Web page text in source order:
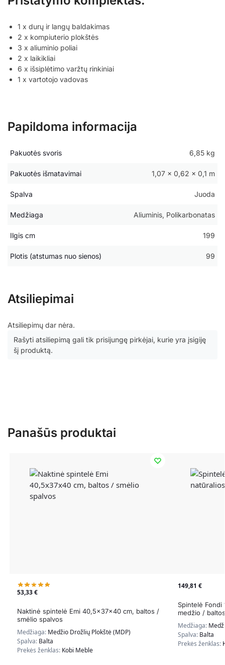
1 x durų ir langų baldakimas
2 x kompiuterio plokštės
3 x aliuminio poliai
2 x laikikliai
6 x išsiplėtimo varžtų rinkiniai
1 x vartotojo vadovas
Papildoma informacija
Pakuotės svoris 6,85 kg
Pakuotės išmatavimai 1,07 × 0,62 × 0,1 m
Spalva Juoda
Medžiaga Aliuminis, Polikarbonatas
Ilgis cm 199
Plotis (atstumas nuo sienos) 99
Atsiliepimai
Atsiliepimų dar nėra.
Rašyti atsiliepimą gali tik prisijungę pirkėjai, kurie yra įsigiję
šį produktą.
Panašūs produktai
53,33€
Naktinė spintelė Emi 40,5x37x40 cm, baltos /
smėlio spalvos
Medžiaga: Medžio Drožlių Plokštė (MDP)
Spalva: Balta
Prekės ženklas: Kobi Meble
149,81 €
Spintelė Fondi
medžio /
Medžiaga:
Spalva: Balta
Prekės ženklas: